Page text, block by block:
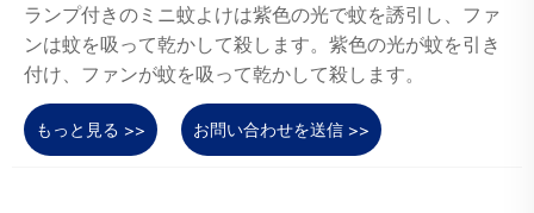
ランプ付きのミニ蚊よけは紫色の光で蚊を誘引し、ファ
ンは蚊を吸って乾かして殺します。紫色の光が蚊を引き
付け、ファンが蚊を吸って乾かして殺します。
もっと見る >> お問い合わせを送信 >>